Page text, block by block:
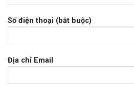
Số điện thoại (bắt buộc)
Địa chỉ Email